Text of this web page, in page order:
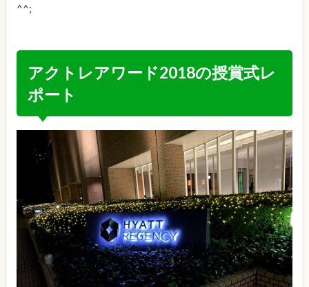
^^;
アクトレアワード2018の授賞式レ
ポート